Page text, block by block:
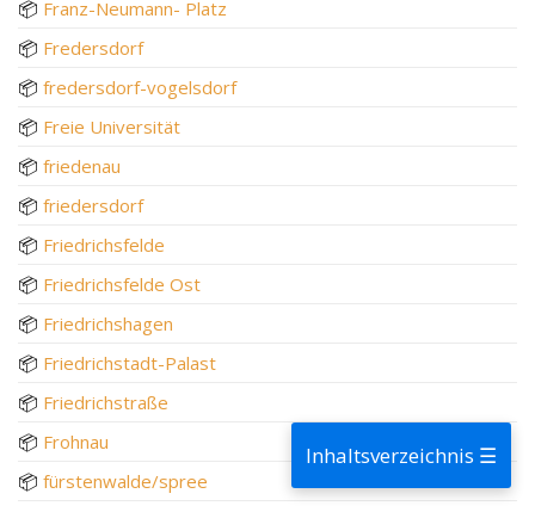
📦 Franz-Neumann- Platz
📦 Fredersdorf
📦 fredersdorf-vogelsdorf
📦 Freie Universität
📦 friedenau
📦 friedersdorf
📦 Friedrichsfelde
📦 Friedrichsfelde Ost
📦 Friedrichshagen
📦 Friedrichstadt-Palast
📦 Friedrichstraße
📦 Frohnau
📦 fürstenwalde/spree
Inhaltsverzeichnis ☰